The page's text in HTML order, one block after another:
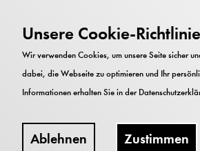
Unsere Cookie-
Wir verwenden Cookies, um unsere Seite sicher
dabei, die Webseite zu optimieren und Ihr
Informationen erhalten Sie in der
Ablehnen Zustimmen